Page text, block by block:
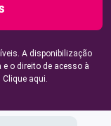
A disponibilização
o direito de acesso à
Clique aqui.